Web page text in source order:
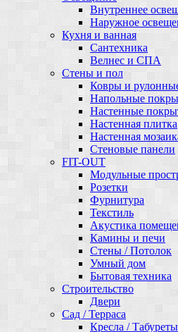
Внутреннее
Наружное
Кухня и ванная
Сантехника
Велнес и СПА
Стены и пол
Ковры и
Напольные
Настенные
Настенная плитка
Настенная
Стеновые панели
FIT-OUT
Модульные
Розетки
Фурнитура
Текстиль
Акустика
Камины и печи
Стены / Потолок
Умный дом
Бытовая техника
Строительство
Двери
Сад / Терраса
Кресла /